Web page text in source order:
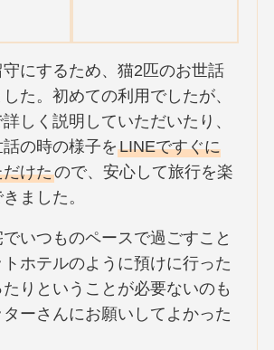
にするため、猫2匹のお世話
た。初めての利用でしたが、
しく説明していただいたり、
の時の様子をLINEですぐに
けたので、安心して旅行を楽
ました。
いつものペースで過ごすこと
ホテルのように預けに行った
たりということが必要ないのも
ーさんにお願いしてよかった